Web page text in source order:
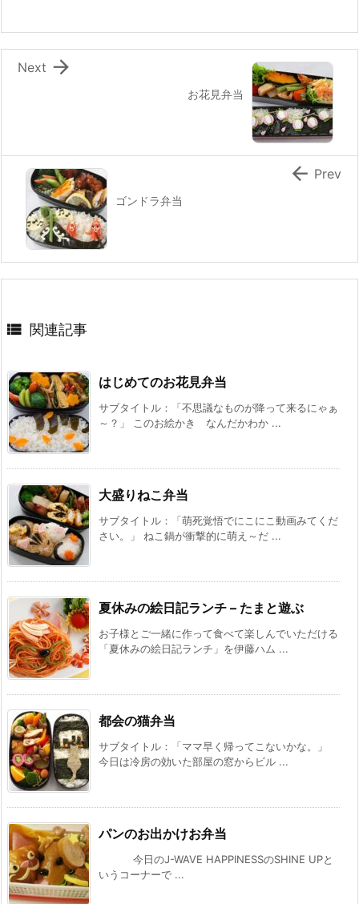
k
お花見弁当

Next
ゴンドラ弁当
 Prev
 関連記事
はじめてのお花見弁当
サブタイトル：「不思議なものが降って来るにゃぁ
～？」 このお絵かき なんだかわか ...
大盛りねこ弁当
サブタイトル：「萌死覚悟でにこにこ動画みてくだ
さい。」 ねこ鍋が衝撃的に萌え～だ ...
夏休みの絵日記ランチ – たまと遊ぶ
お子様とご一緒に作って食べて楽しんでいただける
「夏休みの絵日記ランチ」を伊藤ハム ...
都会の猫弁当
サブタイトル：「ママ早く帰ってこないかな。」
今日は冷房の効いた部屋の窓からビル ...
パンのお出かけお弁当
今日のJ-WAVE HAPPINESSのSHINE UPと
いうコーナーで ...